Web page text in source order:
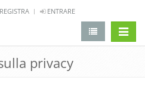
REGISTRA ENTRARE
Aletta
privacy